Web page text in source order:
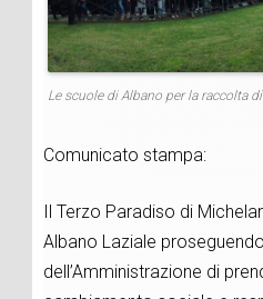
Le scuole di Albano per la raccolta
Comunicato stampa:
Il Terzo Paradiso di
Albano Laziale
dell’Amministrazione di